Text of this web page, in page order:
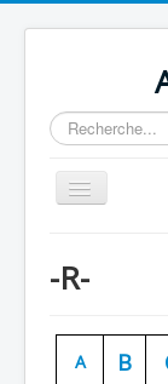
Rechercher
Basculer
la
Chronologie
Escadrilles
Organisation
-R-
A B